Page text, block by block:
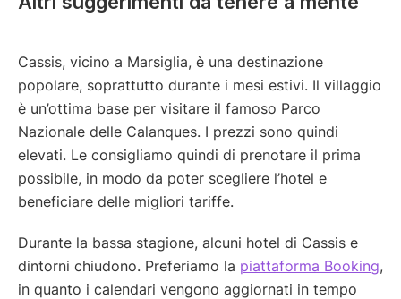
Cassis, vicino a Marsiglia, è una destinazione
popolare, soprattutto durante i mesi estivi. Il villaggio
è un’ottima base per visitare il famoso Parco
Nazionale delle Calanques. I prezzi sono quindi
elevati. Le consigliamo quindi di prenotare il prima
possibile, in modo da poter scegliere l’hotel e
beneficiare delle migliori tariffe.
Durante la bassa stagione, alcuni hotel di Cassis e
dintorni chiudono. Preferiamo la piattaforma Booking,
in quanto i calendari vengono aggiornati in tempo